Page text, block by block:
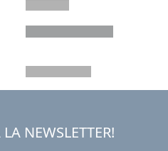
LA NEWSLETTER!